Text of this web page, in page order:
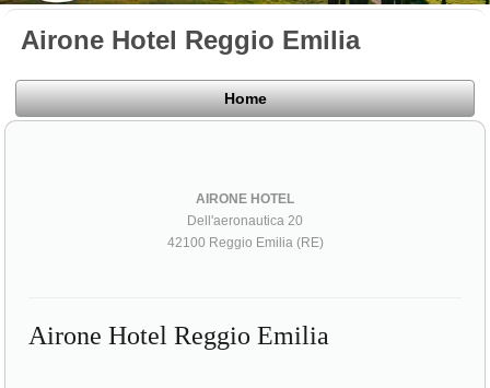
Airone Hotel Reggio Emilia
Home
AIRONE HOTEL
Dell'aeronautica 20
42100 Reggio Emilia (RE)
Airone Hotel Reggio Emilia